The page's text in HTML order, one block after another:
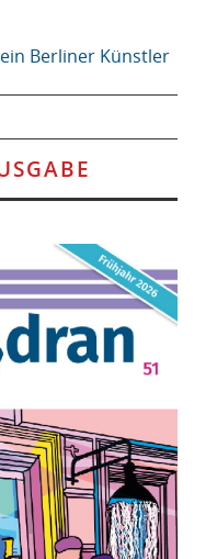
Berliner Künstler